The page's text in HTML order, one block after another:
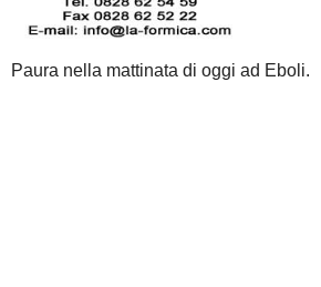
Paura nella mattinata di oggi ad Eboli.